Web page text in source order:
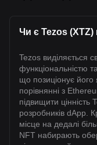
Чи є Tezos (XTZ)
Tezos виділяється
функціональністю
що позиціонує
порівнянні з
підвищити цінність
розробників dApp.
місце на дедалі
NFT набирають